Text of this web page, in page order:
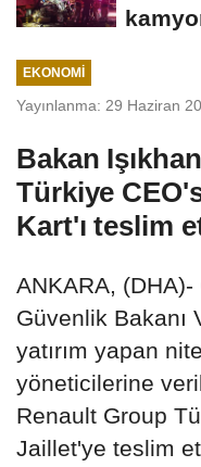
EKONOMI
Yayınlanma: 29 Haziran
Bakan
Türkiye
Kart'ı teslim
ANKARA,
Güvenlik Bakanı
yatırım yapan
yöneticilerine
Renault Group
Jaillet'ye teslim